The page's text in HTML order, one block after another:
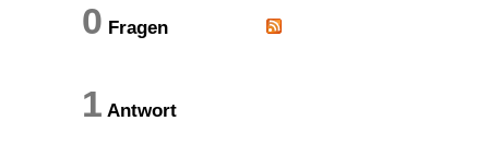
0 Fragen
1 Antwort